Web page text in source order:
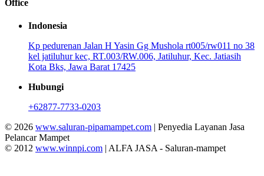
Office
Indonesia
Kp pedurenan Jalan H Yasin Gg Mushola rt005/rw011 no 38
kel jatiluhur kec, RT.003/RW.006, Jatiluhur, Kec. Jatiasih
Kota Bks, Jawa Barat 17425
Hubungi
+62877-7733-0203
© 2026 www.saluran-pipamampet.com | Penyedia Layanan Jasa
Pelancar Mampet
© 2012 www.winnpi.com | ALFA JASA - Saluran-mampet